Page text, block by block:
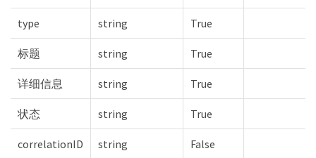
type string True
标题 string True
详细信息 string True
状态 string True
correlationID string False